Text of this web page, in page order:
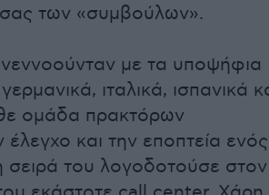
των «συμβούλων».
με τα υποψήφια
ιταλικά, ισπανικά
ομάδα πρακτόρων
και την εποπτεία ενός
σειρά του λογοδοτούσε στον